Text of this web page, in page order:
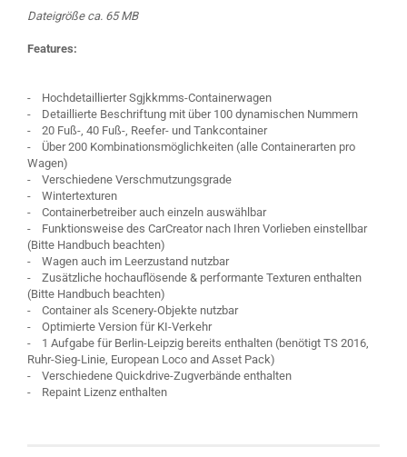
Dateigröße ca. 65 MB
Features:
- Hochdetaillierter Sgjkkmms-Containerwagen
- Detaillierte Beschriftung mit über 100 dynamischen Nummern
- 20 Fuß-, 40 Fuß-, Reefer- und Tankcontainer
- Über 200 Kombinationsmöglichkeiten (alle Containerarten pro
Wagen)
- Verschiedene Verschmutzungsgrade
- Wintertexturen
- Containerbetreiber auch einzeln auswählbar
- Funktionsweise des CarCreator nach Ihren Vorlieben einstellbar
(Bitte Handbuch beachten)
- Wagen auch im Leerzustand nutzbar
- Zusätzliche hochauflösende & performante Texturen enthalten
(Bitte Handbuch beachten)
- Container als Scenery-Objekte nutzbar
- Optimierte Version für KI-Verkehr
- 1 Aufgabe für Berlin-Leipzig bereits enthalten (benötigt TS 2016,
Ruhr-Sieg-Linie, European Loco and Asset Pack)
- Verschiedene Quickdrive-Zugverbände enthalten
- Repaint Lizenz enthalten